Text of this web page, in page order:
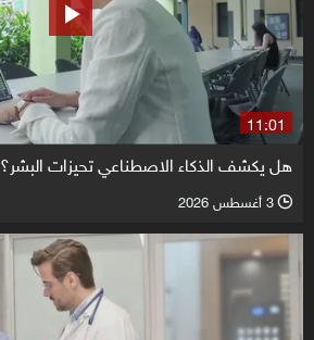
11:01
هل يكشف الذكاء الاصطناعي تحيزات البشر؟
l 3 أغسطس 2026